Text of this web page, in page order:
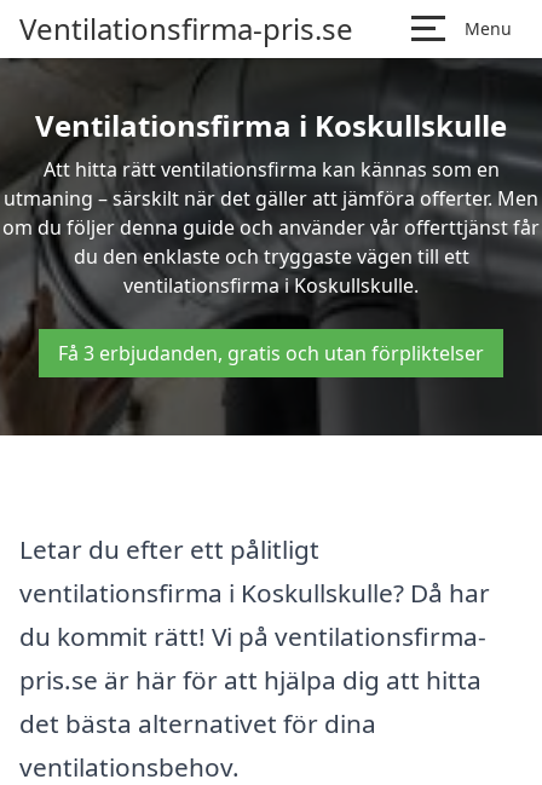
Ventilationsfirma-pris.se Menu
Ventilationsfirma i Koskullskulle
Att hitta rätt ventilationsfirma kan kännas som en
utmaning – särskilt när det gäller att jämföra offerter. Men
om du följer denna guide och använder vår offerttjänst får
du den enklaste och tryggaste vägen till ett
ventilationsfirma i Koskullskulle.
Få 3 erbjudanden, gratis och utan förpliktelser
Letar du efter ett pålitligt
ventilationsfirma i Koskullskulle? Då har
du kommit rätt! Vi på ventilationsfirma-
pris.se är här för att hjälpa dig att hitta
det bästa alternativet för dina
ventilationsbehov.